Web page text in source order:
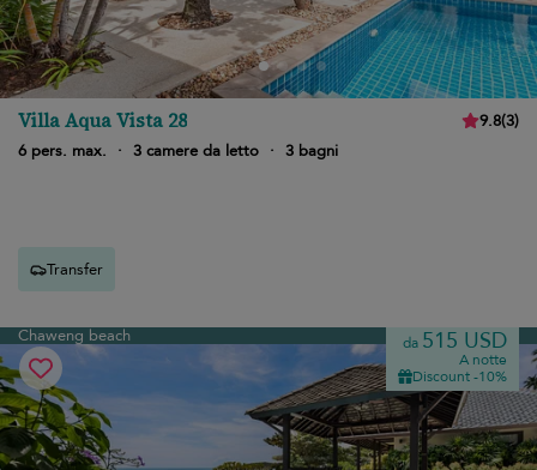
Villa Aqua Vista 28 9.8(3)
6 pers. max.
· 3 camere da letto · 3 bagni
Transfer
Chaweng beach da 515 USD
A notte
Discount -10%